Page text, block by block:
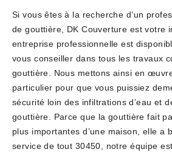
Si vous êtes à la recherche d’un
de gouttière, DK Couverture est votre
entreprise professionnelle est
vous conseiller dans tous les travaux
gouttière. Nous mettons ainsi en
particulier pour que vous puissiez
sécurité loin des infiltrations d’eau et
gouttière. Parce que la gouttière fait
plus importantes d’une maison, elle a
service de tout 30450, notre équipe